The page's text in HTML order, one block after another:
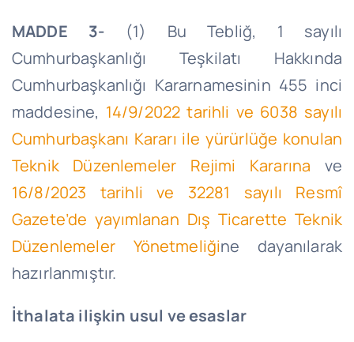
MADDE 3- (1) Bu Tebliğ, 1 sayılı
Cumhurbaşkanlığı Teşkilatı Hakkında
Cumhurbaşkanlığı Kararnamesinin 455 inci
maddesine, 14/9/2022 tarihli ve 6038 sayılı
Cumhurbaşkanı Kararı ile yürürlüğe konulan
Teknik Düzenlemeler Rejimi Kararına ve
16/8/2023 tarihli ve 32281 sayılı Resmî
Gazete’de yayımlanan Dış Ticarette Teknik
Düzenlemeler Yönetmeliğine dayanılarak
hazırlanmıştır.
İthalata ilişkin usul ve esaslar